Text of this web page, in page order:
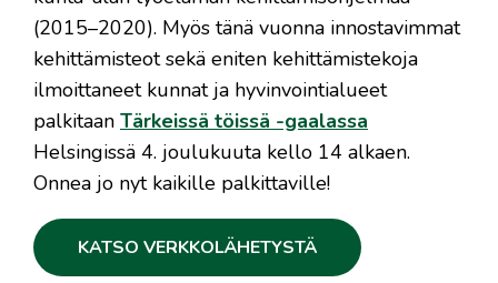
(2015–2020). Myös tänä vuonna innostavimmat
kehittämisteot sekä eniten kehittämistekoja
ilmoittaneet kunnat ja hyvinvointialueet
palkitaan Tärkeissä töissä -gaalassa
Helsingissä 4. joulukuuta kello 14 alkaen.
Onnea jo nyt kaikille palkittaville!
KATSO VERKKOLÄHETYSTÄ